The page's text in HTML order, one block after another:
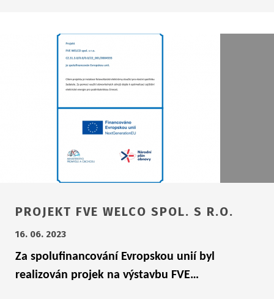
PROJEKT FVE WELCO SPOL. S R.O.
16. 06. 2023
Za spolufinancování Evropskou unií byl
realizován projek na výstavbu FVE…